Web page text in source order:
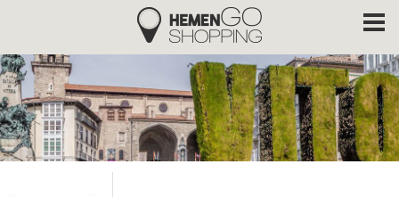
Aller au contenu principal
Hemengo Shopping